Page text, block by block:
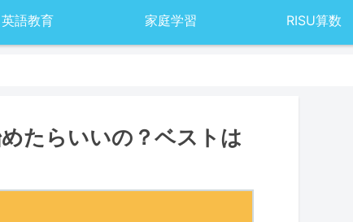
英語教育 家庭学習 RISU算数
たらいいの？ベストは